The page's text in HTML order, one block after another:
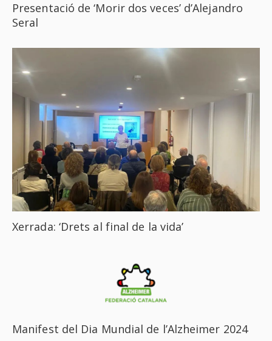
Presentació de ‘Morir dos veces’ d’Alejandro
Seral
Xerrada: ‘Drets al final de la vida’
Manifest del Dia Mundial de l’Alzheimer 2024